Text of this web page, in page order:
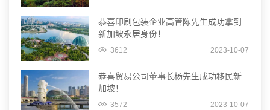
恭喜印刷包装企业高管陈先生成功拿到
新加坡永居身份！
3612 2023-10-07
恭喜贸易公司董事长杨先生成功移民新
加坡！
3572 2023-10-07